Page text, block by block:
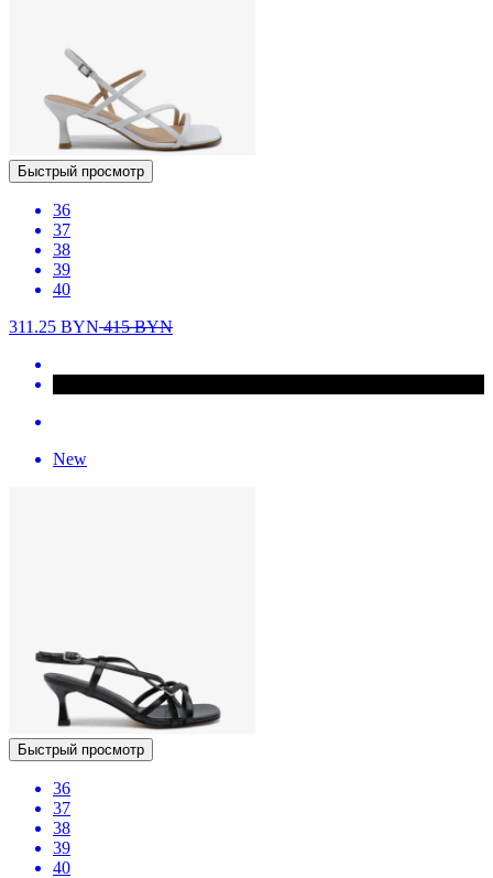
Быстрый просмотр
36
37
38
39
40
311.25 BYN415BYN
New
Быстрый просмотр
36
37
38
39
40